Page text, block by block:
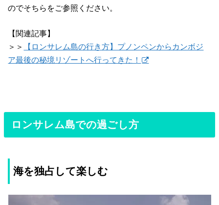
のでそちらをご参照ください。
【関連記事】
＞＞
【ロンサレム島の行き方】プノンペンからカンボジ
ア最後の秘境リゾートへ行ってきた！
ロンサレム島での過ごし方
海を独占して楽しむ